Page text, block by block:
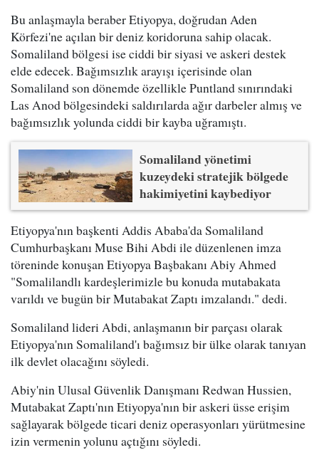
Bu anlaşmayla beraber Etiyopya, doğrudan Aden
Körfezi'ne açılan bir deniz koridoruna sahip olacak.
Somaliland bölgesi ise ciddi bir siyasi ve askeri destek
elde edecek. Bağımsızlık arayışı içerisinde olan
Somaliland son dönemde özellikle Puntland sınırındaki
Las Anod bölgesindeki saldırılarda ağır darbeler almış ve
bağımsızlık yolunda ciddi bir kayba uğramıştı.
Somaliland yönetimi
kuzeydeki stratejik bölgede
hakimiyetini kaybediyor
Etiyopya'nın başkenti Addis Ababa'da Somaliland
Cumhurbaşkanı Muse Bihi Abdi ile düzenlenen imza
töreninde konuşan Etiyopya Başbakanı Abiy Ahmed
"Somalilandlı kardeşlerimizle bu konuda mutabakata
varıldı ve bugün bir Mutabakat Zaptı imzalandı." dedi.
Somaliland lideri Abdi, anlaşmanın bir parçası olarak
Etiyopya'nın Somaliland'ı bağımsız bir ülke olarak tanıyan
ilk devlet olacağını söyledi.
Abiy'nin Ulusal Güvenlik Danışmanı Redwan Hussien,
Mutabakat Zaptı'nın Etiyopya'nın bir askeri üsse erişim
sağlayarak bölgede ticari deniz operasyonları yürütmesine
izin vermenin yolunu açtığını söyledi.